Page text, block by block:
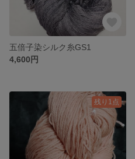
五倍子染シルク糸GS1
4,600円
残り1点